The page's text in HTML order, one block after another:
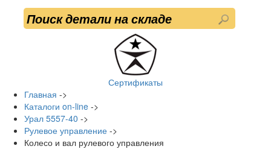
Сертификаты
Главная ->
Каталоги on-line ->
Урал 5557-40 ->
Рулевое управление ->
Колесо и вал рулевого управления